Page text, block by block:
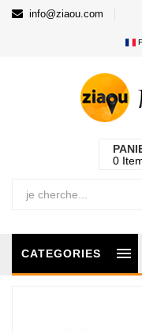
info@ziaou.com
0
CATEGORIES